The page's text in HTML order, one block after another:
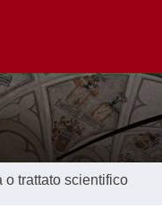
o trattato scientifico